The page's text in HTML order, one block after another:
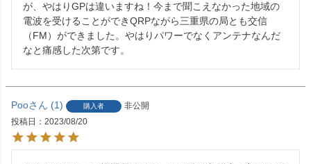
が、やはりGPは違いますね！今まで聞こえなかった地域の
電波を受けることができQRPながら三重県の局とも交信
（FM）ができました。やはりパワーでなくアンテナなんだ
なと痛感した次第です。
Poo 1 購入者
非公開
投稿日
2023/08/20